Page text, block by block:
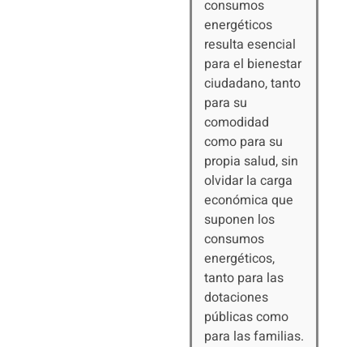
consumos
energéticos
resulta esencial
para el bienestar
ciudadano, tanto
para su
comodidad
como para su
propia salud, sin
olvidar la carga
económica que
suponen los
consumos
energéticos,
tanto para las
dotaciones
públicas como
para las familias.